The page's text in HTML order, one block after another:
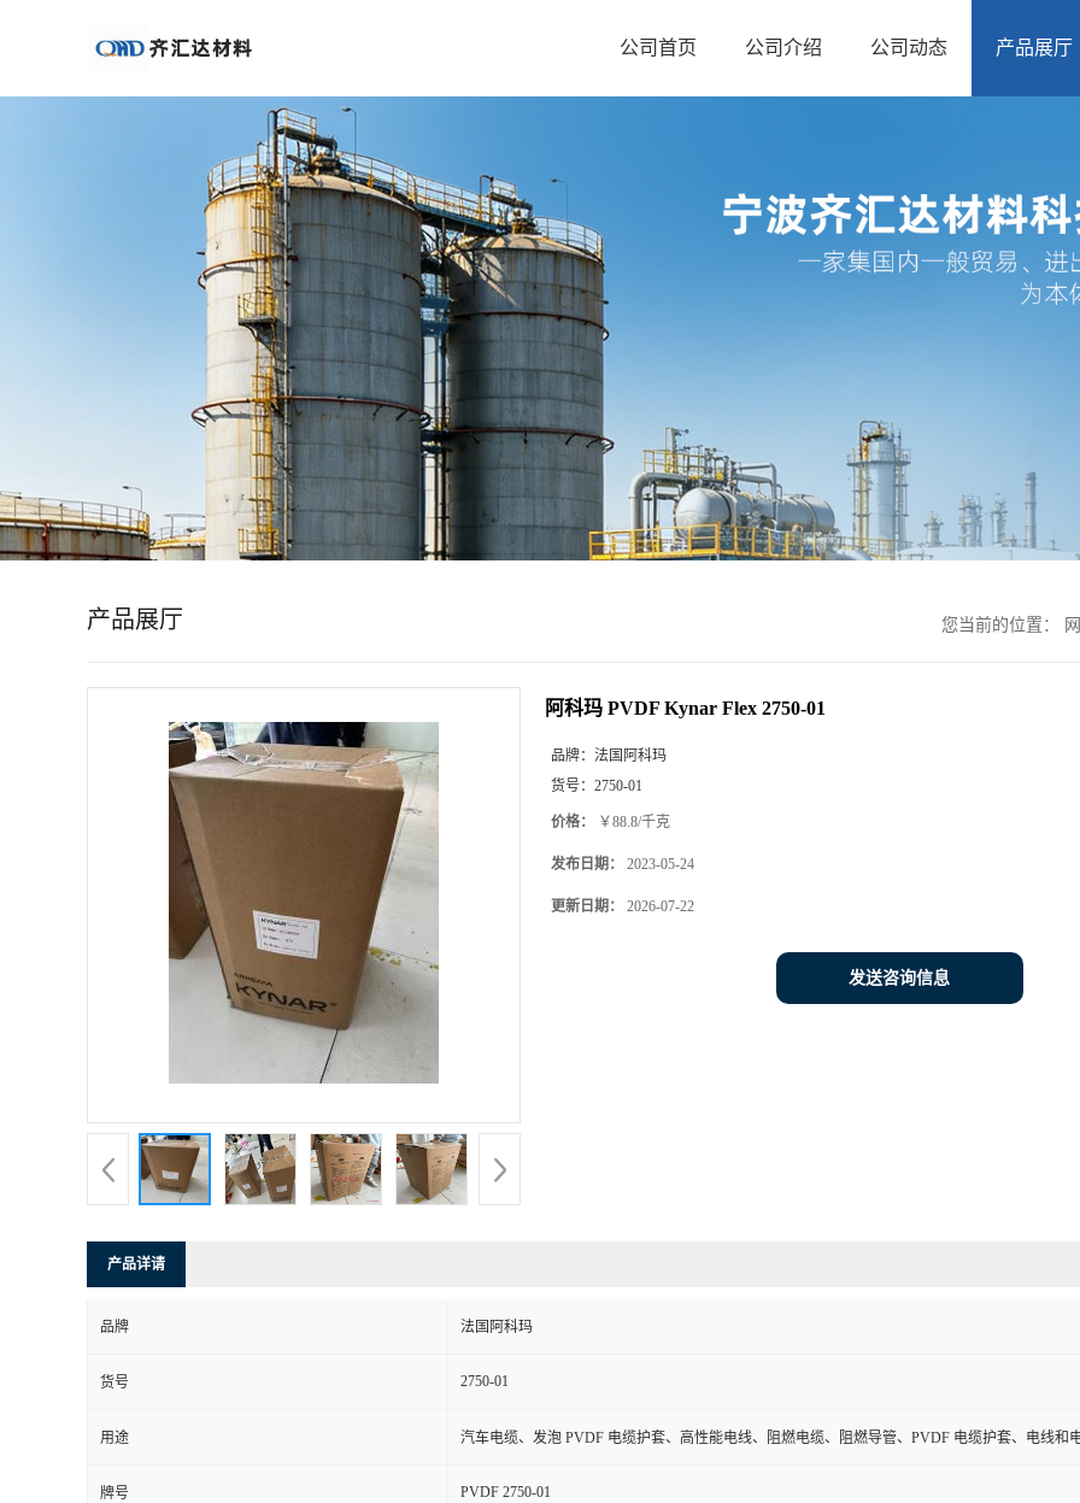
绍
公司首页 公司介绍 公司动态 产品展厅
产品展厅 您当前的位置：
阿科玛 PVDF Kynar Flex 2750-01
品牌： 法国阿科玛
货号： 2750-01
价格： ￥88.8/千克
发布日期： 2023-05-24
更新日期： 2026-07-22
发送咨询信息
产品详请
品牌 法国阿科玛
货号 2750-01
用途 汽车电缆、发泡 PVDF 电缆护套、高性能电线、阻燃电缆、阻燃导管、PVDF 电缆护套、电线和
牌号 PVDF 2750-01